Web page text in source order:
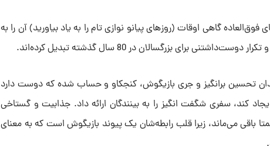
گاهی اوقات (روزهای پیانو نوازی تام را به یاد بیاورید) آن را به
برای بزرگسالان در 80 سال گذشته تبدیل کرده‌اند.
تحسین برانگیز و جری بازیگوش، کنجکاو و حساب شده که دوست دارد
کند، سفری شگفت انگیز را به بینندگان ارائه داد. جذابیت و گستاخی
باقی می‌ماند، زیرا قلب رابطه‌شان یک پیوند بازیگوش است که به معنای